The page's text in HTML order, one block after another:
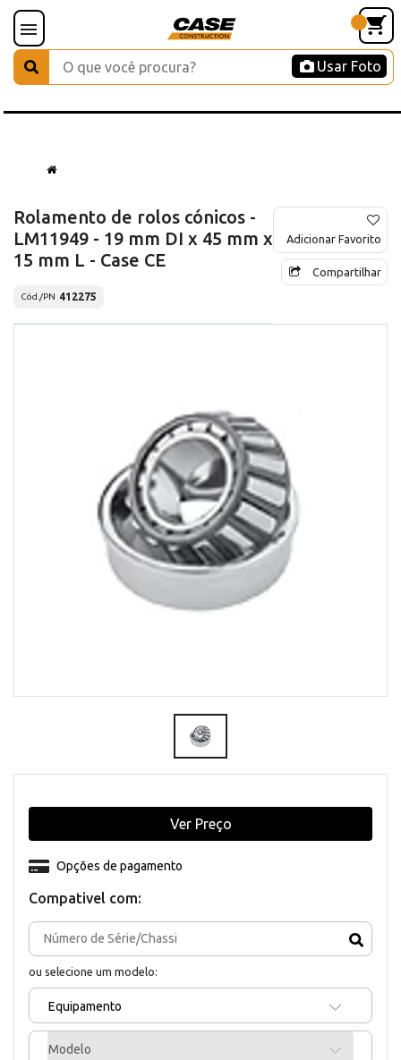
Usar Foto
Rolamento de rolos cónicos -
LM11949 - 19 mm DI x 45 mm x
15 mm L - Case CE
Cód./PN 412275
Adicionar Favorito
Compartilhar
Compativel com:
ou selecione um modelo:
Equipamento
Modelo
Opções de pagamento
Ver Preço